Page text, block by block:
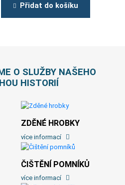
Přidat do košíku
O SLUŽBY NAŠEHO
HISTORIÍ
ZDĚNÉ HROBKY
více informací
ČIŠTĚNÍ POMNÍKŮ
více informací